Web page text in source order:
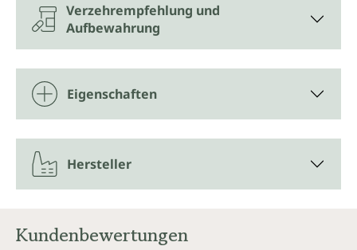
Verzehrempfehlung und
Aufbewahrung
Eigenschaften
Hersteller
Kundenbewertungen